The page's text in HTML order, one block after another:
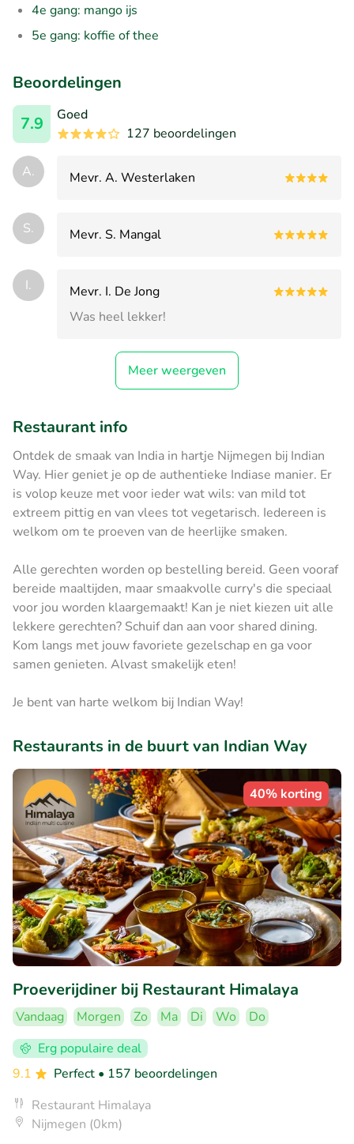
4e gang: mango ijs
5e gang: koffie of thee
Beoordelingen
7.9
Goed
127 beoordelingen
A. Mevr. A. Westerlaken
S. Mevr. S. Mangal
I.
Mevr. I. De Jong
Was heel lekker!
Meer weergeven
Restaurant info
Ontdek de smaak van India in hartje Nijmegen bij Indian
Way. Hier geniet je op de authentieke Indiase manier. Er
is volop keuze met voor ieder wat wils: van mild tot
extreem pittig en van vlees tot vegetarisch. Iedereen is
welkom om te proeven van de heerlijke smaken.
Alle gerechten worden op bestelling bereid. Geen vooraf
bereide maaltijden, maar smaakvolle curry's die speciaal
voor jou worden klaargemaakt! Kan je niet kiezen uit alle
lekkere gerechten? Schuif dan aan voor shared dining.
Kom langs met jouw favoriete gezelschap en ga voor
samen genieten. Alvast smakelijk eten!
Je bent van harte welkom bij Indian Way!
Restaurants in de buurt van Indian Way
40% korting
Proeverijdiner bij Restaurant Himalaya
Vandaag Morgen Zo Ma Di Wo
Do
Erg populaire deal
9.1
Perfect • 157 beoordelingen
Restaurant Himalaya
Nijmegen (0km)